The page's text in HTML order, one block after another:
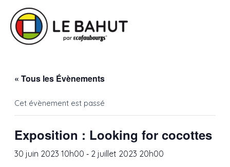
« Tous les Évènements
Cet évènement est passé
Exposition : Looking for cocottes
30 juin 2023 10h00 - 2 juillet 2023 20h00